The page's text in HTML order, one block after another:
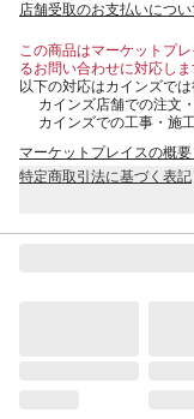
店舗受取のお支払いについ
この商品はマーケットプ
るお問い合わせに対応しま
以下の対応はカインズでは
カインズ店舗での注文
カインズでの工事・施
マーケットプレイスの概
特定商取引法に基づく表記